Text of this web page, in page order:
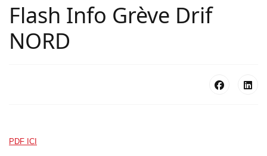
Flash Info Grève Drif
NORD
PDF ICI